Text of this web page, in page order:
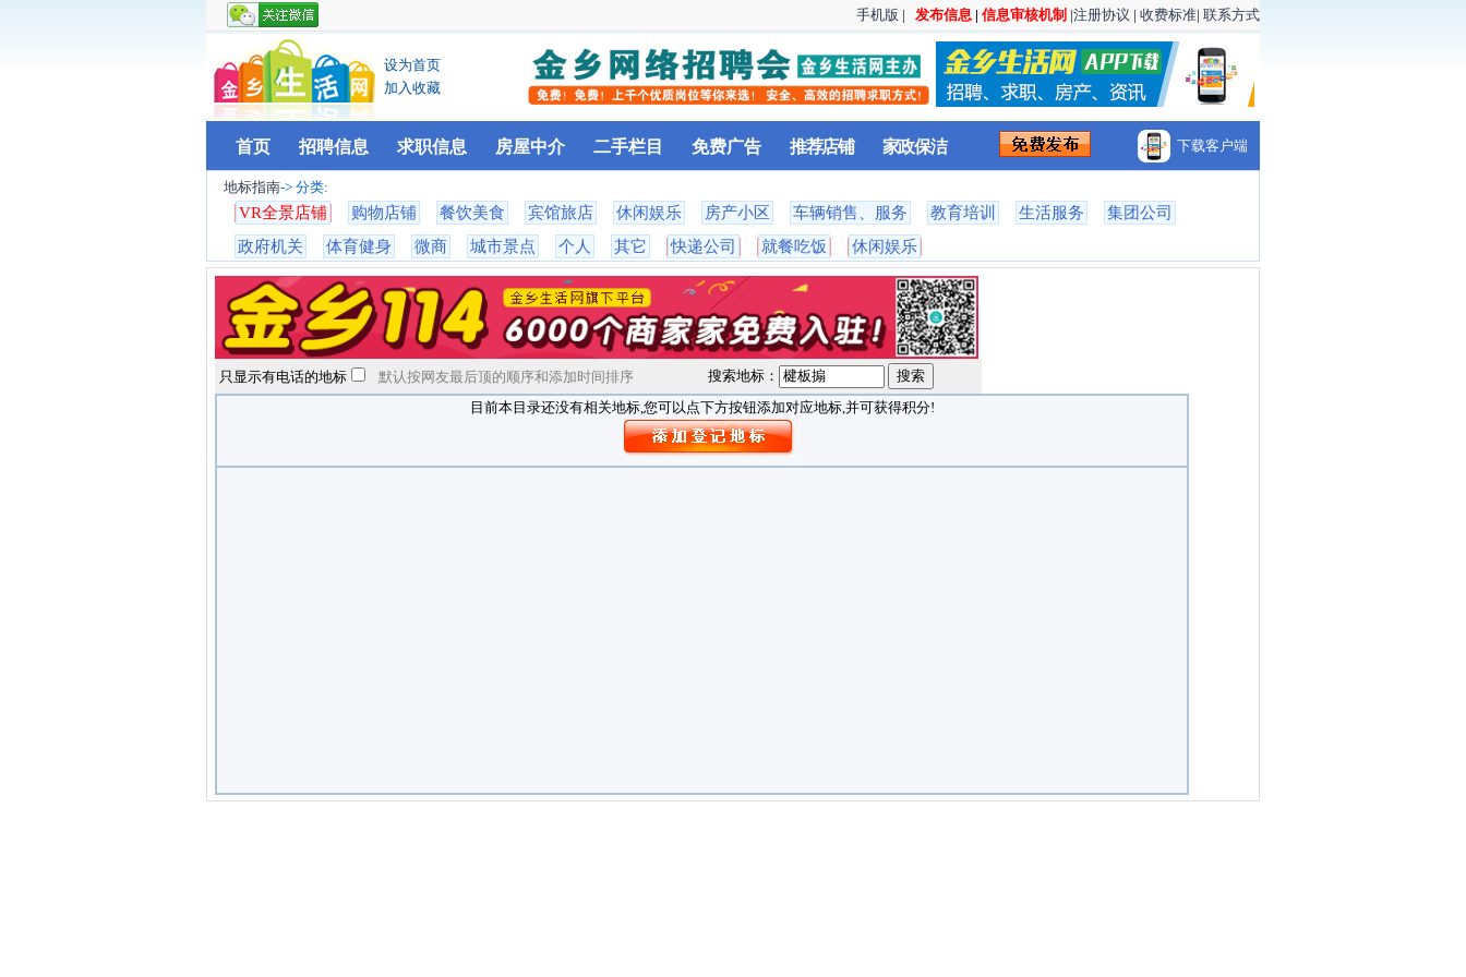
手机版 | 发布信息 | 信息审核机制 |注册协议 | 收费标准| 联系方式
设为首页
加入收藏
首页 招聘信息 求职信息 房屋中介 二手栏目 免费广告 推荐店铺 家政保洁 下载客户端
地标指南-> 分类:
VR全景店铺 购物店铺 餐饮美食 宾馆旅店 休闲娱乐 房产小区 车辆销售、服务 教育培训 生活服务
集团公司
政府机关
体育健身 微商 城市景点 个人 其它 快递公司 就餐吃饭 休闲娱乐
只显示有电话的地标 默认按网友最后顶的顺序和添加时间排序
搜索地标：
目前本目录还没有相关地标,您可以点下方按钮添加对应地标,并可获得积分!